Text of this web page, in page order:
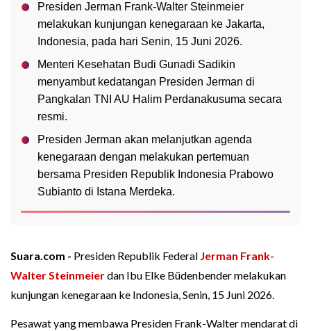
Presiden Jerman Frank-Walter Steinmeier
melakukan kunjungan kenegaraan ke Jakarta,
Indonesia, pada hari Senin, 15 Juni 2026.
Menteri Kesehatan Budi Gunadi Sadikin
menyambut kedatangan Presiden Jerman di
Pangkalan TNI AU Halim Perdanakusuma secara
resmi.
Presiden Jerman akan melanjutkan agenda
kenegaraan dengan melakukan pertemuan
bersama Presiden Republik Indonesia Prabowo
Subianto di Istana Merdeka.
Suara.com - Presiden Republik Federal Jerman Frank-
Walter Steinmeierdan Ibu Elke Büdenbender melakukan
kunjungan kenegaraan ke Indonesia, Senin, 15 Juni 2026.
Pesawat yang membawa Presiden Frank-Walter mendarat di